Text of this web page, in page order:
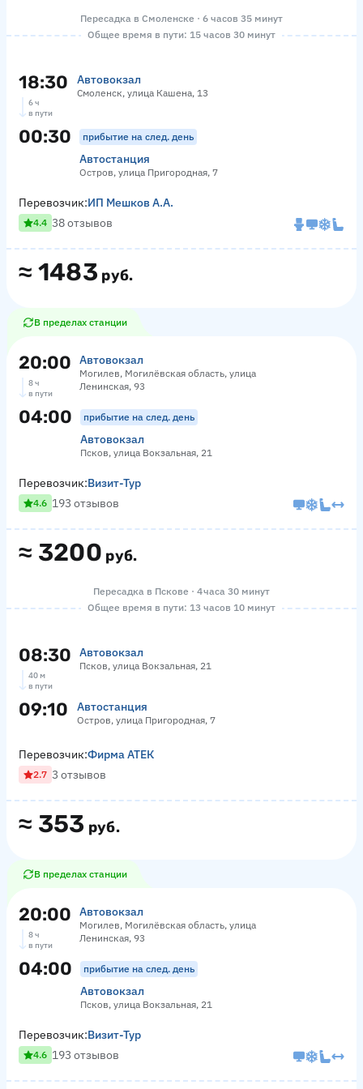
Пересадка в Смоленске · 6 часов 35 минут
Общее время в пути: 15 часов 30 минут
18:30 Автовокзал
Смоленск, улица Кашена, 13
6 ч
в пути
00:30 прибытие на след. день
Автостанция
Остров, улица Пригородная, 7
≈ 1483 руб.
Перевозчик:ИП Мешков А.А.
4.4 38 отзывов
В пределах станции
20:00 Автовокзал
Могилев, Могилёвская область, улица
Ленинская, 93
8 ч
в пути
04:00 прибытие на след. день
Автовокзал
Псков, улица Вокзальная, 21
≈ 3200 руб.
Перевозчик:Визит-Тур
4.6 193 отзывов
Пересадка в Пскове · 4 часа 30 минут
Общее время в пути: 13 часов 10 минут
08:30 Автовокзал
Псков, улица Вокзальная, 21
40 м
в пути
09:10 Автостанция
Остров, улица Пригородная, 7
≈ 353 руб.
Перевозчик:Фирма АТЕК
2.7 3 отзывов
В пределах станции
20:00 Автовокзал
Могилев, Могилёвская область, улица
Ленинская, 93
8 ч
в пути
04:00 прибытие на след. день
Автовокзал
Псков, улица Вокзальная, 21
Перевозчик:Визит-Тур
4.6 193 отзывов